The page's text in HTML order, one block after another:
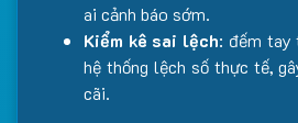
ai cảnh báo sớm.
Kiểm kê sai lệch: đếm tay
hệ thống lệch số thực tế,
cãi.